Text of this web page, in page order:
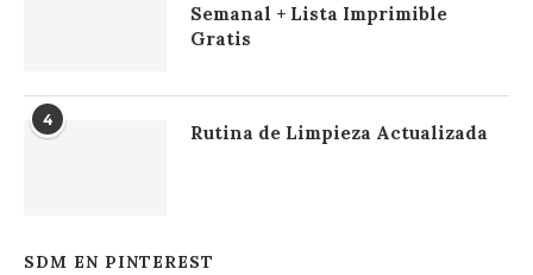
Semanal + Lista Imprimible
Gratis
4
Rutina de Limpieza Actualizada
SDM EN PINTEREST